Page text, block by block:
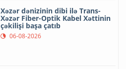
Xəzər dənizinin dibi ilə Trans-
Xəzər Fiber-Optik Kabel Xəttinin
çəkilişi başa çatıb
06-08-2026